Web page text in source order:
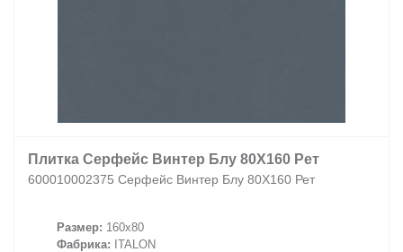
Плитка Серфейс Винтер Блу 80X160 Рет
600010002375 Серфейс Винтер Блу 80X160 Рет
Размер: 160x80
Фабрика: ITALON